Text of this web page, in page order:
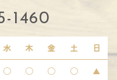
1460
水 木 金 土
日
〇 〇 〇 〇
▲